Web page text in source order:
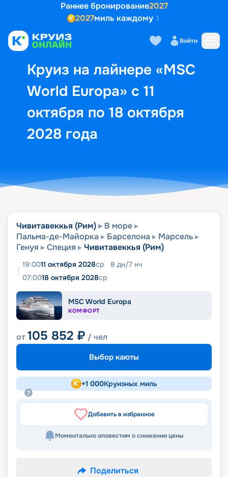
Раннее бронирование2027
2027миль каждому
Войти
Круиз на лайнере «MSC
World Europa» с 11
октября по 18 октября
2028 года
Выбор кают Маршрут и
Чивитавеккья (Рим)
В море
Пальма-де-Майорка
Барселона
Марсель
Генуя
Специя Чивитавеккья (Рим)
19:0011 октября 2028ср 8 дн/7 нч
07:0018 октября 2028ср
MSC World Europa
КОМФОРТ
от105 852 ₽ / чел
Выбор каюты
+1 000Круизных миль
Добавить в избранное
Моментально оповестим о снижении цены
Поделиться